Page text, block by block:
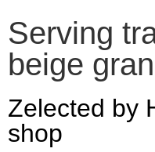
Serving
beige
Zelected by
shop